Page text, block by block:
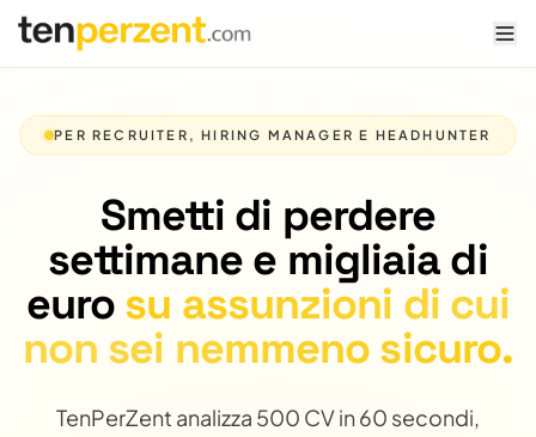
tenperzent.com home
PER RECRUITER, HIRING MANAGER E HEADHUNTER
Smetti di perdere
settimane e migliaia di
eurosu assunzioni di cui
non sei nemmeno sicuro.
TenPerZent analizza 500 CV in 60 secondi,